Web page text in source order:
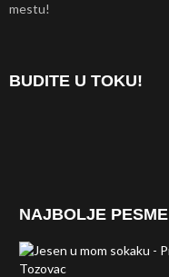
mestu!
BUDITE U TOKU!
NAJBOLJE PESME